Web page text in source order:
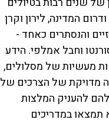
המדינה, לירון וקרן
והנסתרים כאחד -
וחבל אמלפי. הידע
מעשיות של מסלולים,
מדויקת של הצרכים של
להעניק המלצות
תמצאו במדריכים